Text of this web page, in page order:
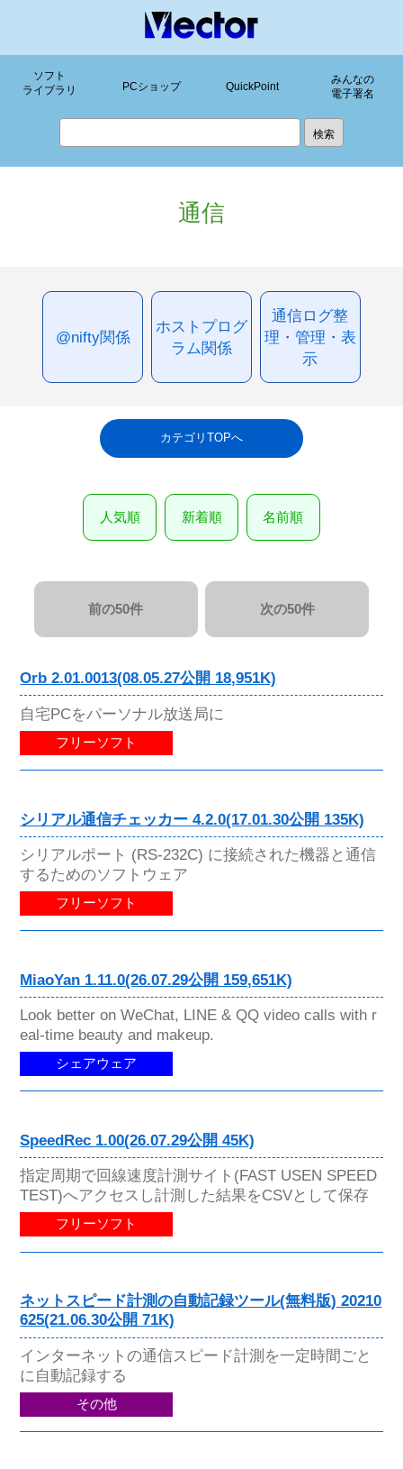
ソフト
ライブラリ
PCショップ QuickPoint
みんなの
電子署名
通信
@nifty関係
ホストプログ
ラム関係
通信ログ整
理・管理・表
示
カテゴリTOPへ
人気順 新着順 名前順
前の50件 次の50件
Orb 2.01.0013(08.05.27公開 18,951K)
自宅PCをパーソナル放送局に
フリーソフト
シリアル通信チェッカー 4.2.0(17.01.30公開 135K)
シリアルポート (RS-232C) に接続された機器と通信
するためのソフトウェア
フリーソフト
MiaoYan 1.11.0(26.07.29公開 159,651K)
Look better on WeChat, LINE & QQ video calls with r
eal-time beauty and makeup.
シェアウェア
SpeedRec 1.00(26.07.29公開 45K)
指定周期で回線速度計測サイト(FAST USEN SPEED
TEST)へアクセスし計測した結果をCSVとして保存
フリーソフト
ネットスピード計測の自動記録ツール(無料版) 20210
625(21.06.30公開 71K)
インターネットの通信スピード計測を一定時間ごと
に自動記録する
その他